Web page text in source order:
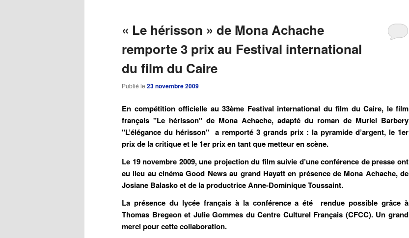
principal
secondaire
« Le hérisson » de Mona Achache
remporte 3 prix au Festival international
du film du Caire
Publié le 23 novembre 2009
En compétition officielle au 33ème Festival international du film du Caire, le film
français "Le hérisson" de Mona Achache, adapté du roman de Muriel Barbery
"L’élégance du hérisson" a remporté 3 grands prix : la pyramide d’argent, le 1er
prix de la critique et le 1er prix en tant que metteur en scène.
Le 19 novembre 2009, une projection du film suivie d’une conférence de presse ont
eu lieu au cinéma Good News au grand Hayatt en présence de Mona Achache, de
Josiane Balasko et de la productrice Anne-Dominique Toussaint.
La présence du lycée français à la conférence a été rendue possible grâce à
Thomas Bregeon et Julie Gommes du Centre Culturel Français (CFCC). Un grand
merci pour cette collaboration.